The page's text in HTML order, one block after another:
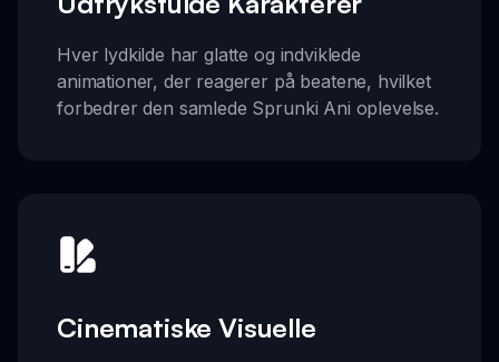
Hver lydkilde har glatte og indviklede
animationer, der reagerer på beatene, hvilket
forbedrer den samlede Sprunki Ani oplevelse.
Cinematiske Visuelle